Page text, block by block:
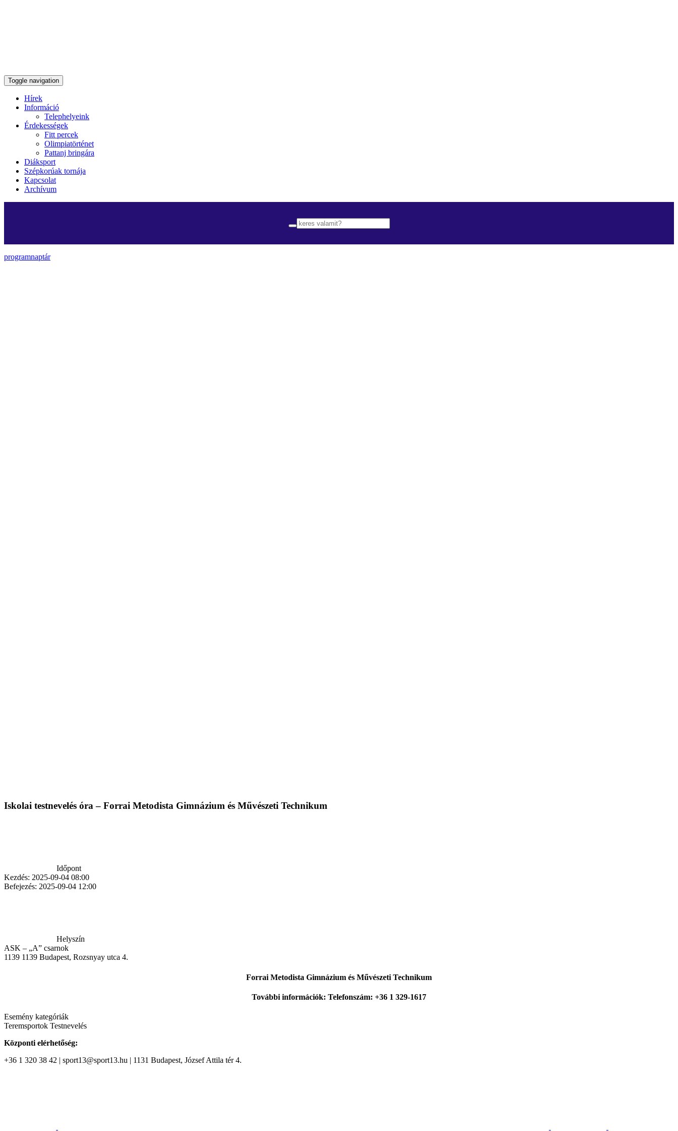
Toggle navigation
Hírek
Információ
Telephelyeink
Érdekességek
Fitt percek
Olimpiatörténet
Pattanj bringára
Diáksport
Szépkorúak tornája
Kapcsolat
Archívum
programnaptár
Iskolai testnevelés óra – Forrai Metodista Gimnázium és Művészeti Technikum
Időpont
Kezdés: 2025-09-04 08:00
Befejezés: 2025-09-04 12:00
Helyszín
ASK – „A” csarnok
1139 1139 Budapest, Rozsnyay utca 4.
Forrai Metodista Gimnázium és Művészeti Technikum
További információk: Telefonszám: +36 1 329-1617
Esemény kategóriák
Teremsportok Testnevelés
Központi elérhetőség:
+36 1 320 38 42 | sport13@sport13.hu | 1131 Budapest, József Attila tér 4.